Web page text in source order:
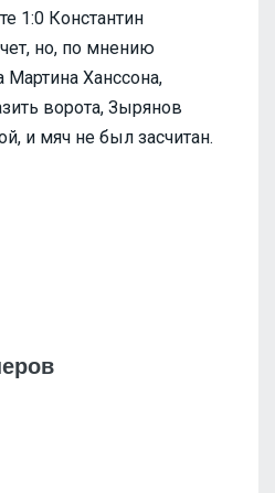
1:0 Константин
но, по мнению
Мартина Ханссона,
ворота, Зырянов
и мяч не был засчитан.